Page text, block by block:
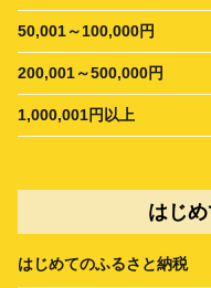
50,001～100,000円
200,001～500,000円
1,000,001円以上
はじ
はじめてのふるさと納税